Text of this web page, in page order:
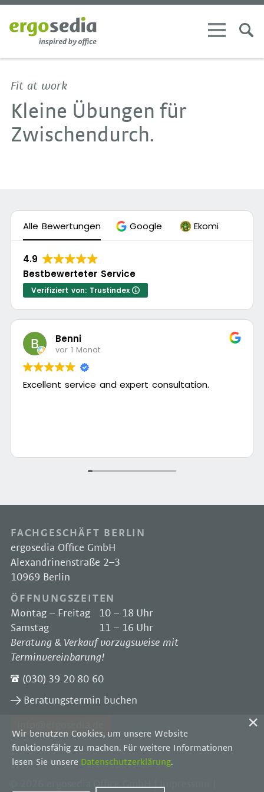
Fit at work
Kleine Übungen für
Zwischendurch.
Alle Bewertungen Google Ekomi
4.9
Bestbewerteter Service
Verifiziert von: Trustindex
Benni
vor 1 Monat
Excellent service and expert consultation.
FACHGESCHÄFT BERLIN
ergosedia Office GmbH
Alexandrinenstraße 2–3
10969 Berlin
ÖFFNUNGSZEITEN
Montag – Freitag
10 – 18 Uhr
Samstag
11 – 16 Uhr
Beratung & Verkauf vorzugsweise mit
Terminvereinbarung!
(030) 39 20 80 60
Beratungstermin buchen
© 2026 ergosedia Office GmbH |Impressum
Wir benutzen Cookies, um unsere Website
funktionsfähig zu machen. Für weitere Informationen
lesen Sie unsere Datenschutzerklärung.